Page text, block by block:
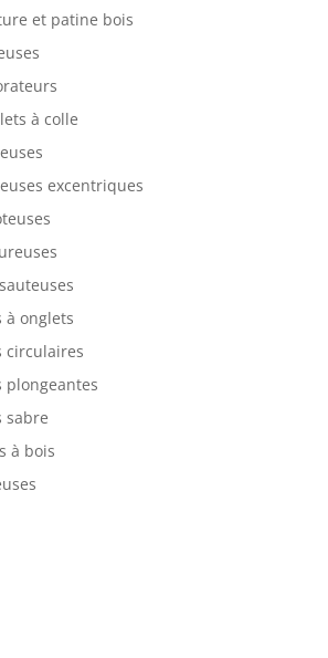
et patine bois
à colle
excentriques
à onglets
circulaires
plongeantes
sabre
à bois